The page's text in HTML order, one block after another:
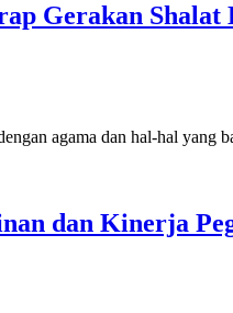
Gerakan Shalat
agama dan hal-hal yang
dan Kinerja